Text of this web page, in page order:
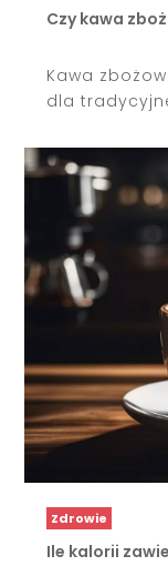
Czy kawa
Kawa
dla
Zdrowie
Ile kalorii